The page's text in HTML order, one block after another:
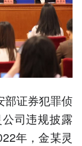
部证券犯罪侦
司违规披露
年，金某灵